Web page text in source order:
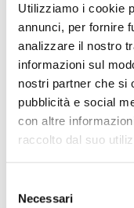
Utilizziamo i cookie
annunci, per fornire
analizzare il nostro
informazioni sul
nostri partner che si
pubblicità e social
con altre
raccolto dal suo
Necessari
Devina Nais
- Devina Nais